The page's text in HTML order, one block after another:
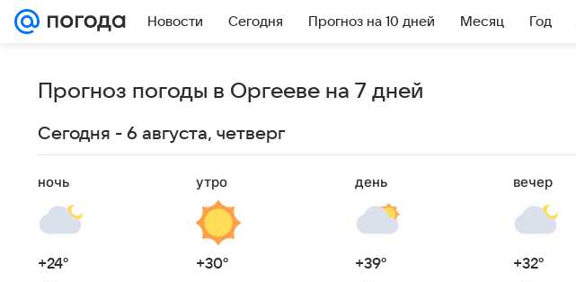
Новости Сегодня Прогноз на 10 дней Месяц Год
Прогноз погоды в Оргееве на 7 дней
Сегодня - 6 августа, четверг
ночь
+24°
утро
+30°
день
+39°
вечер
+32°